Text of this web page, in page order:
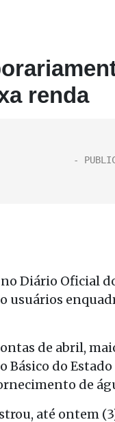
renda
Diário Oficial
usuários
de abril,
Básico do
de
até ontem